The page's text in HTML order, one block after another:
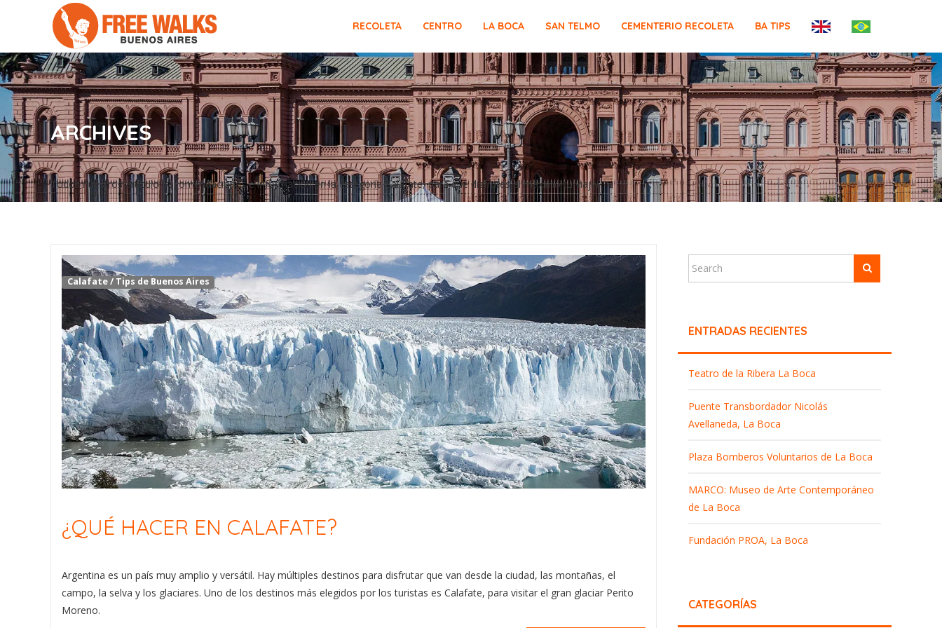
RECOLETA CENTRO LA BOCA SAN TELMO CEMENTERIO RECOLETA BA TIPS
ARCHIVES
Todos nuestros artículo, recomendaciones e información en la categoría Calafate, para que disfrutes al máximo tu viaje!
Calafate/ Tips de Buenos Aires
¿QUÉ HACER EN CALAFATE?
Argentina es un país muy amplio y versátil. Hay múltiples destinos para disfrutar que van desde la ciudad, las montañas, el
campo, la selva y los glaciares. Uno de los destinos más elegidos por los turistas es Calafate, para visitar el gran glaciar Perito
Moreno.
ENTRADAS RECIENTES
Teatro de la Ribera La Boca
Puente Transbordador Nicolás
Avellaneda, La Boca
Plaza Bomberos Voluntarios de La Boca
MARCO: Museo de Arte Contemporáneo
de La Boca
Fundación PROA, La Boca
CATEGORÍAS